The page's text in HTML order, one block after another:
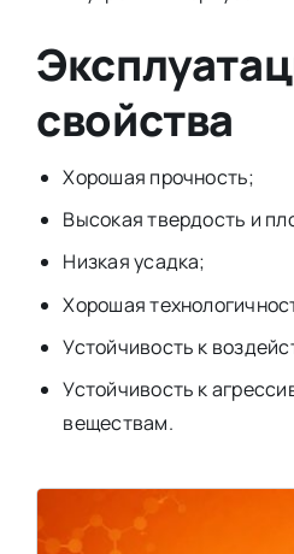
свойства
Хорошая прочность;
Высокая твердость и
Низкая усадка;
Хорошая
Устойчивость к
Устойчивость к
веществам.